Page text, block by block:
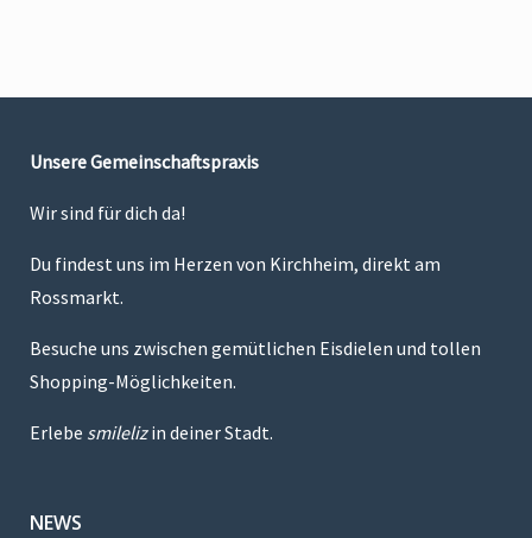
Unsere Gemeinschaftspraxis
Wir sind für dich da!
Du findest uns im Herzen von Kirchheim, direkt am
Rossmarkt.
Besuche uns zwischen gemütlichen Eisdielen und tollen
Shopping-Möglichkeiten.
Erlebe smilelizin deiner Stadt.
NEWS